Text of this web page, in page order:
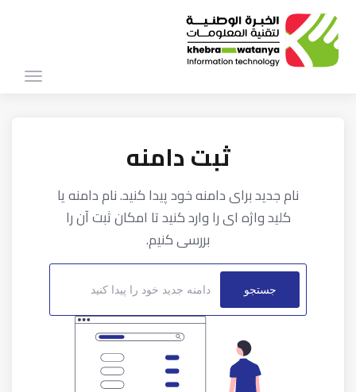
تغییر
ثبت دامنه
نام جدید برای دامنه خود پیدا کنید. نام دامنه یا
کلید واژه ای را وارد کنید تا امکان ثبت آن را
بررسی کنیم.
جستجو